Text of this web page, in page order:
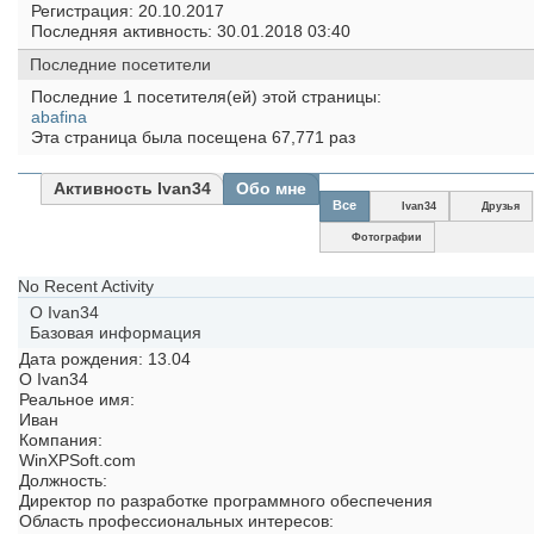
Регистрация 20.10.2017
Последняя активность 30.01.2018 03:40
Последние посетители
Последние 1 посетителя(ей) этой страницы:
abafina
Эта страница была посещена 67,771 раз
Активность Ivan34 Обо мне
Все Ivan34 Друзья
Фотографии
No Recent Activity
О Ivan34
Базовая информация
Дата рождения
13.04
О Ivan34
Реальное имя:
Иван
Компания:
WinXPSoft.com
Должность:
Директор по разработке программного обеспечения
Область профессиональных интересов: